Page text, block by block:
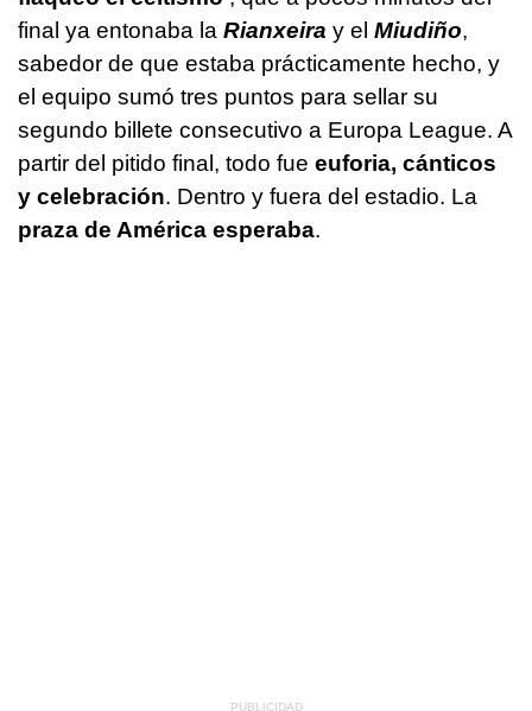
final ya entonaba la Rianxeira y el Miudiño,
sabedor de que estaba prácticamente hecho, y
el equipo sumó tres puntos para sellar su
segundo billete consecutivo a Europa League. A
partir del pitido final, todo fue euforia, cánticos
y celebración. Dentro y fuera del estadio. La
praza de América esperaba.